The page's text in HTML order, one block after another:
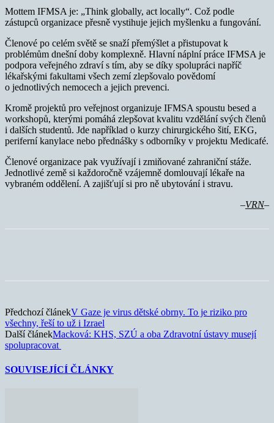
Mottem IFMSA je: „Think globally, act locally“. Což podle
zástupců organizace přesně vystihuje jejich myšlenku a fungování.
Členové po celém světě se snaží přemýšlet a přistupovat k
problémům dnešní doby komplexně. Hlavní náplní práce IFMSA je
podpora veřejného zdraví s tím, aby se díky spolupráci napříč
lékařskými fakultami všech zemí zlepšovalo povědomí
o jednotlivých nemocech a jejich prevenci.
Kromě projektů pro veřejnost organizuje IFMSA spoustu besed a
workshopů, kterými pomáhá zlepšovat kvalitu vzdělání svých členů
i dalších studentů. Jde například o kurzy chirurgického šití, EKG,
periferní kanylace nebo přednášky s odborníky v projektu Medicafé.
Členové organizace pak využívají i zmiňované zahraniční stáže.
Jednotlivé země si každoročně vzájemně domlouvají lékaře na
vybraném oddělení. A zajišťují si pro ně ubytování i stravu.
–VRN–
Předchozí článekV Gaze je virus dětské obrny. To je riziko pro
všechny, řeší to už i Izrael
Další článekMacková: KHS, SZÚ a oba Zdravotní ústavy musejí
spolupracovat
SOUVISEJÍCÍ ČLÁNKY